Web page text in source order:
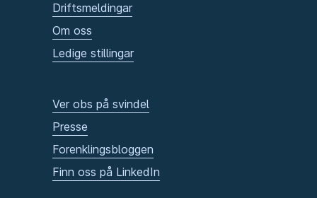
Driftsmeldingar
Om oss
Ledige stillingar
Ver obs på svindel
Presse
Forenklingsbloggen
Finn oss på LinkedIn